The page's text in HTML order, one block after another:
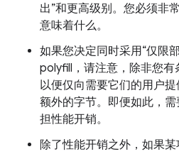
出”和更高级别。您必须非
意味着什么。
如果您决定同时采用“仅限
polyfill，请注意，除非您有
以便仅向需要它们的用户
额外的字节。即便如此，
担性能开销。
除了性能开销之外，如果